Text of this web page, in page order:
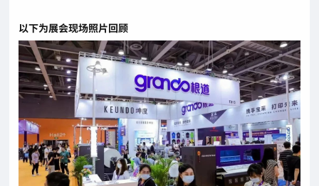
以下为展会现场照片回顾